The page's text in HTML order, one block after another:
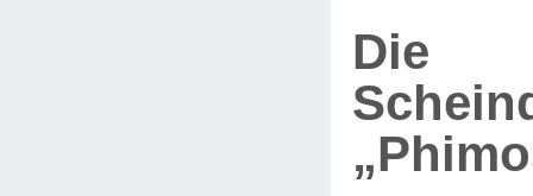
Die